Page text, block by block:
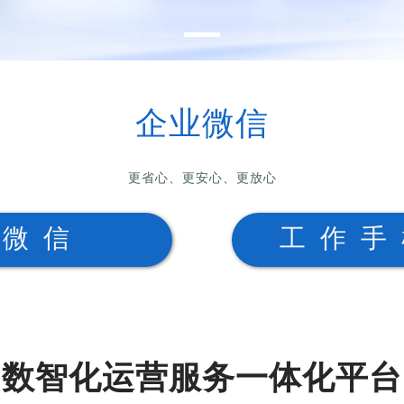
企业微信
更省心、更安心、更放心
信 工作
数智化运营服务一体化平台